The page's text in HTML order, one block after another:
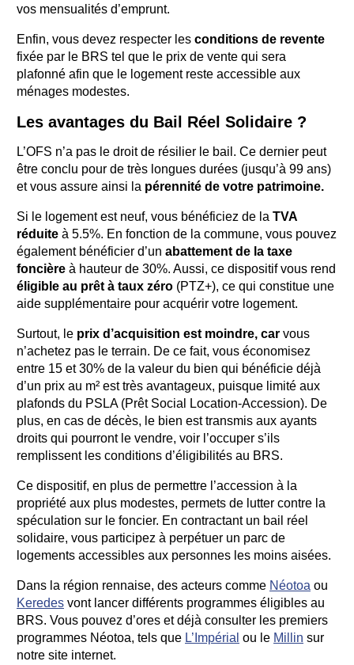
vos mensualités d’emprunt.
Enfin, vous devez respecter les conditions de revente
fixée par le BRS tel que le prix de vente qui sera
plafonné afin que le logement reste accessible aux
ménages modestes.
Les avantages du Bail Réel Solidaire ?
L’OFS n’a pas le droit de résilier le bail. Ce dernier peut
être conclu pour de très longues durées (jusqu’à 99 ans)
et vous assure ainsi la pérennité de votre patrimoine.
Si le logement est neuf, vous bénéficiez de la TVA
réduite à 5.5%. En fonction de la commune, vous pouvez
également bénéficier d’un abattement de la taxe
foncière à hauteur de 30%. Aussi, ce dispositif vous rend
éligible au prêt à taux zéro (PTZ+), ce qui constitue une
aide supplémentaire pour acquérir votre logement.
Surtout, le prix d’acquisition est moindre, car vous
n’achetez pas le terrain. De ce fait, vous économisez
entre 15 et 30% de la valeur du bien qui bénéficie déjà
d’un prix au m² est très avantageux, puisque limité aux
plafonds du PSLA (Prêt Social Location-Accession). De
plus, en cas de décès, le bien est transmis aux ayants
droits qui pourront le vendre, voir l’occuper s’ils
remplissent les conditions d’éligibilités au BRS.
Ce dispositif, en plus de permettre l’accession à la
propriété aux plus modestes, permets de lutter contre la
spéculation sur le foncier. En contractant un bail réel
solidaire, vous participez à perpétuer un parc de
logements accessibles aux personnes les moins aisées.
Dans la région rennaise, des acteurs comme Néotoa ou
Keredes vont lancer différents programmes éligibles au
BRS. Vous pouvez d’ores et déjà consulter les premiers
programmes Néotoa, tels que L’Impérial ou le Millin sur
notre site internet.